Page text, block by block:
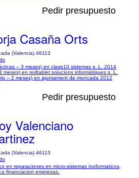
Pedir presupuesto
Casaña Orts
(Valencia) 46113
– 3 meses) en clase10 sistemas s. L. 2014
meses) en redtablet solucions informàtiques s. L.
– 2 meses) en ajuntament de moncada 2012
Pedir presupuesto
Valenciano
(Valencia) 46113
en reparaciones en micro-sistemas inoformaticos,
financiacion empresas.